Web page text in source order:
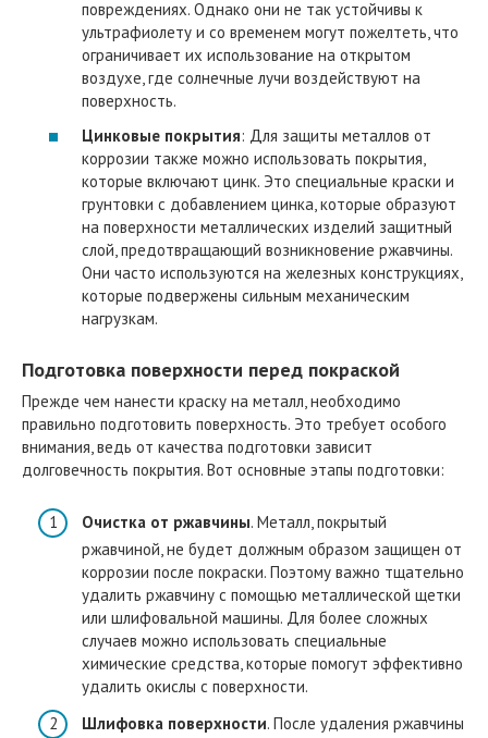
повреждениях. Однако они не так устойчивы к
ультрафиолету и со временем могут пожелтеть, что
ограничивает их использование на открытом
воздухе, где солнечные лучи воздействуют на
поверхность.
Цинковые покрытия: Для защиты металлов от
коррозии также можно использовать покрытия,
которые включают цинк. Это специальные краски и
грунтовки с добавлением цинка, которые образуют
на поверхности металлических изделий защитный
слой, предотвращающий возникновение ржавчины.
Они часто используются на железных конструкциях,
которые подвержены сильным механическим
нагрузкам.
Подготовка поверхности перед покраской
Прежде чем нанести краску на металл, необходимо
правильно подготовить поверхность. Это требует особого
внимания, ведь от качества подготовки зависит
долговечность покрытия. Вот основные этапы подготовки:
Очистка от ржавчины. Металл, покрытый
ржавчиной, не будет должным образом защищен от
коррозии после покраски. Поэтому важно тщательно
удалить ржавчину с помощью металлической щетки
или шлифовальной машины. Для более сложных
случаев можно использовать специальные
химические средства, которые помогут эффективно
удалить окислы с поверхности.
Шлифовка поверхности. После удаления ржавчины